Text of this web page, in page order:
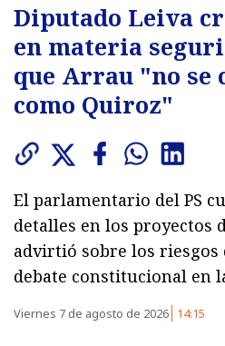
Diputado Leiva
en materia
que Arrau "no se
como Quiroz"
El parlamentario del PS
detalles en los proyectos
advirtió sobre los
debate constitucional en
Viernes 7 de agosto de 2026 14:15